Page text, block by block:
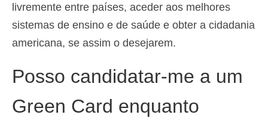
livremente entre países, aceder aos melhores
sistemas de ensino e de saúde e obter a cidadania
americana, se assim o desejarem.
Posso candidatar-me a um
Green Card enquanto